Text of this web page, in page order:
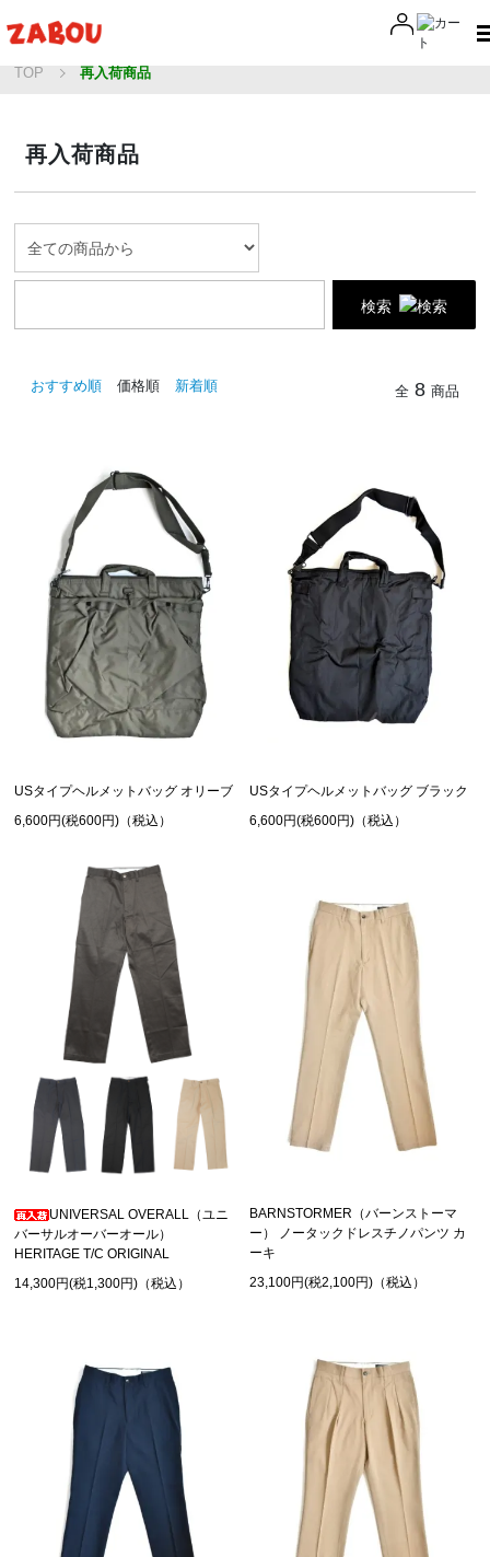
TOP 再入荷商品
再入荷商品
検索
おすすめ順 価格順 新着順 全 8 商品
USタイプヘルメットバッグ オリーブ
6,600円(税600円)（税込）
USタイプヘルメットバッグ ブラック
6,600円(税600円)（税込）
UNIVERSAL OVERALL（ユニ
バーサルオーバーオール）
HERITAGE T/C ORIGINAL
14,300円(税1,300円)（税込）
BARNSTORMER（バーンストーマ
ー） ノータックドレスチノパンツ カ
ーキ
23,100円(税2,100円)（税込）